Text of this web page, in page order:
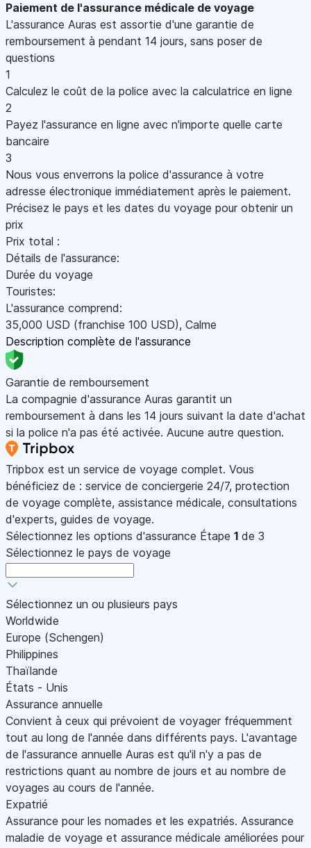
Paiement de l'assurance médicale de voyage
L'assurance Auras est assortie d'une garantie de
remboursement à pendant 14 jours, sans poser de
questions
1
Calculez le coût de la police avec la calculatrice en ligne
2
Payez l'assurance en ligne avec n'importe quelle carte
bancaire
3
Nous vous enverrons la police d'assurance à votre
adresse électronique immédiatement après le paiement.
Précisez le pays et les dates du voyage pour obtenir un
prix
Prix total :
Détails de l'assurance:
Durée du voyage
Touristes:
L'assurance comprend:
35,000 USD (franchise 100 USD), Calme
Description complète de l'assurance
Garantie de remboursement
La compagnie d'assurance Auras garantit un
remboursement à dans les 14 jours suivant la date d'achat
si la police n'a pas été activée. Aucune autre question.
Tripbox est un service de voyage complet. Vous
bénéficiez de : service de conciergerie 24/7, protection
de voyage complète, assistance médicale, consultations
d'experts, guides de voyage.
Sélectionnez les options d'assurance Étape 1 de 3
Sélectionnez le pays de voyage
Sélectionnez un ou plusieurs pays
Worldwide
Europe (Schengen)
Philippines
Thaïlande
États - Unis
Assurance annuelle
Convient à ceux qui prévoient de voyager fréquemment
tout au long de l'année dans différents pays. L'avantage
de l'assurance annuelle Auras est qu'il n'y a pas de
restrictions quant au nombre de jours et au nombre de
voyages au cours de l'année.
Expatrié
Assurance pour les nomades et les expatriés. Assurance
maladie de voyage et assurance médicale améliorées pour